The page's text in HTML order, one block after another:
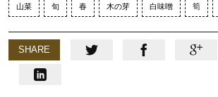
山菜 旬 春 木の芽 白味噌 筍
SHARE